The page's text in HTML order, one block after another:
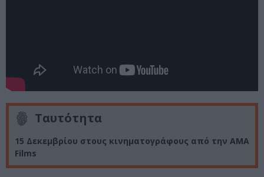
Ταυτότητα
15 Δεκεμβρίου στους κινηματογράφους από την AMA
Films